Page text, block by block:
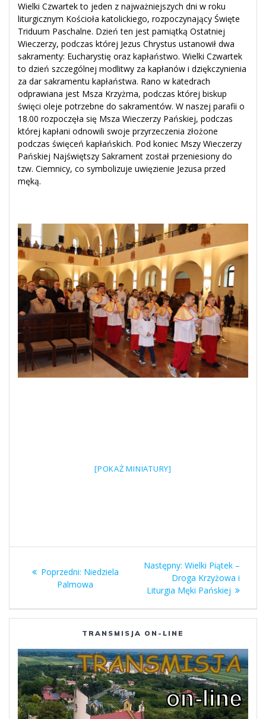
Wielki Czwartek to jeden z najważniejszych dni w roku
liturgicznym Kościoła katolickiego, rozpoczynający Święte
Triduum Paschalne. Dzień ten jest pamiątką Ostatniej
Wieczerzy, podczas której Jezus Chrystus ustanowił dwa
sakramenty: Eucharystię oraz kapłaństwo. Wielki Czwartek
to dzień szczególnej modlitwy za kapłanów i dziękczynienia
za dar sakramentu kapłaństwa. Rano w katedrach
odprawiana jest Msza Krzyżma, podczas której biskup
święci oleje potrzebne do sakramentów. W naszej parafii o
18.00 rozpoczęła się Msza Wieczerzy Pańskiej, podczas
której kapłani odnowili swoje przyrzeczenia złożone
podczas święceń kapłańskich. Pod koniec Mszy Wieczerzy
Pańskiej Najświętszy Sakrament został przeniesiony do
tzw. Ciemnicy, co symbolizuje uwięzienie Jezusa przed
męką.
[POKAŻ MINIATURY]
wpisu
Poprzedni: Poprzedni
wpis:
Niedziela
Palmowa
Następny: Następny
wpis:
Wielki Piątek –
Droga Krzyżowa i
Liturgia Męki Pańskiej
TRANSMISJA ON-LINE